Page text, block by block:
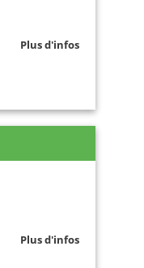
Plus d'infos
Plus d'infos